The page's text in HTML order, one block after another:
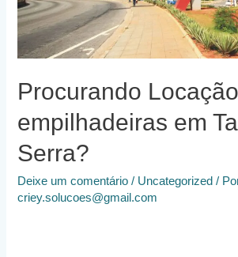
Procurando
empilhadeiras em
Serra?
Deixe um comentário / Uncategorized /
criey.solucoes@gmail.com